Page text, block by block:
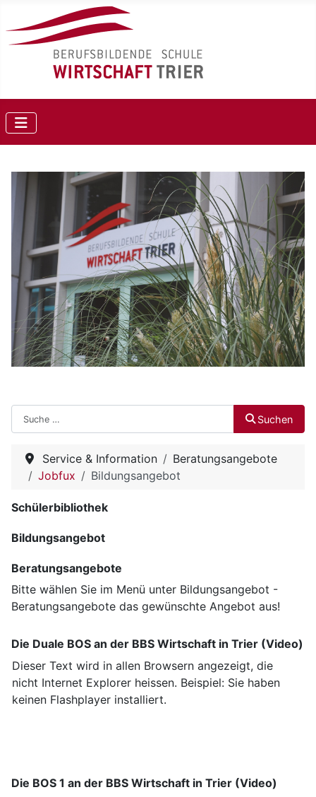
Suchen Suchen
Service & Information
Beratungsangebote
Jobfux
Bildungsangebot
Schülerbibliothek
Bildungsangebot
Beratungsangebote
Bitte wählen Sie im Menü unter Bildungsangebot -
Beratungsangebote das gewünschte Angebot aus!
Die Duale BOS an der BBS Wirtschaft in Trier (Video)
Dieser Text wird in allen Browsern angezeigt, die
nicht Internet Explorer heissen. Beispiel: Sie haben
keinen Flashplayer installiert.
Die BOS 1 an der BBS Wirtschaft in Trier (Video)